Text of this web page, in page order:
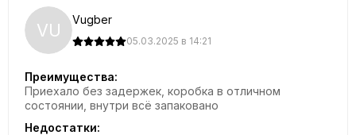
VU Vugber
05.03.2025 в 14:21
Преимущества:
Приехало без задержек, коробка в отличном
состоянии, внутри всё запаковано
Недостатки: